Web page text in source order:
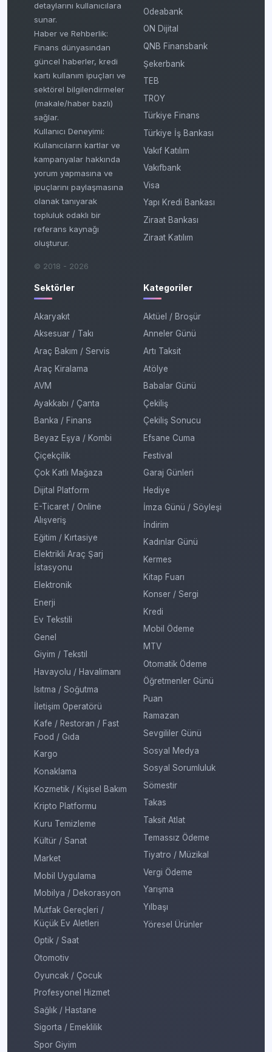
detaylarını kullanıcılara
sunar.
Haber ve Rehberlik:
Finans dünyasından
güncel haberler, kredi
kartı kullanım ipuçları ve
sektörel bilgilendirmeler
(makale/haber bazlı)
sağlar.
Kullanıcı Deneyimi:
Kullanıcıların kartlar ve
kampanyalar hakkında
yorum yapmasına ve
ipuçlarını paylaşmasına
olanak tanıyarak
topluluk odaklı bir
referans kaynağı
oluşturur.
© 2018 - 2026
Odeabank
ON Dijital
QNB Finansbank
Şekerbank
TEB
TROY
Türkiye Finans
Türkiye İş Bankası
Vakıf Katılım
Vakıfbank
Visa
Yapı Kredi Bankası
Ziraat Bankası
Ziraat Katılım
Sektörler
Akaryakıt
Aksesuar / Takı
Araç Bakım / Servis
Araç Kiralama
AVM
Ayakkabı / Çanta
Banka / Finans
Beyaz Eşya / Kombi
Çiçekçilik
Çok Katlı Mağaza
Dijital Platform
E-Ticaret / Online
Alışveriş
Eğitim / Kırtasiye
Elektrikli Araç Şarj
İstasyonu
Elektronik
Enerji
Ev Tekstili
Genel
Giyim / Tekstil
Havayolu / Havalimanı
Isıtma / Soğutma
İletişim Operatörü
Kafe / Restoran / Fast
Food / Gıda
Kargo
Konaklama
Kozmetik / Kişisel Bakım
Kripto Platformu
Kuru Temizleme
Kültür / Sanat
Market
Mobil Uygulama
Mobilya / Dekorasyon
Mutfak Gereçleri /
Küçük Ev Aletleri
Optik / Saat
Otomotiv
Oyuncak / Çocuk
Profesyonel Hizmet
Sağlık / Hastane
Sigorta / Emeklilik
Spor Giyim
Kategoriler
Aktüel / Broşür
Anneler Günü
Artı Taksit
Atölye
Babalar Günü
Çekiliş
Çekiliş Sonucu
Efsane Cuma
Festival
Garaj Günleri
Hediye
İmza Günü / Söyleşi
İndirim
Kadınlar Günü
Kermes
Kitap Fuarı
Konser / Sergi
Kredi
Mobil Ödeme
MTV
Otomatik Ödeme
Öğretmenler Günü
Puan
Ramazan
Sevgililer Günü
Sosyal Medya
Sosyal Sorumluluk
Sömestir
Takas
Taksit Atlat
Temassız Ödeme
Tiyatro / Müzikal
Vergi Ödeme
Yarışma
Yılbaşı
Yöresel Ürünler